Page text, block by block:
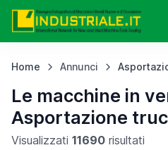
Home Annunci
Le macchine in
Asportazione
Visualizzati 11690 risultati